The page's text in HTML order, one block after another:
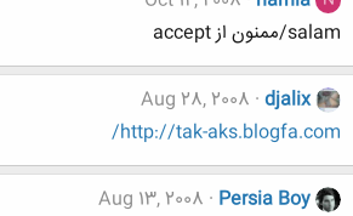
salam/ممنون از accept
djalix
Aug 28, 2008
http://tak-aks.blogfa.com/
Persia Boy
Aug 13, 2008